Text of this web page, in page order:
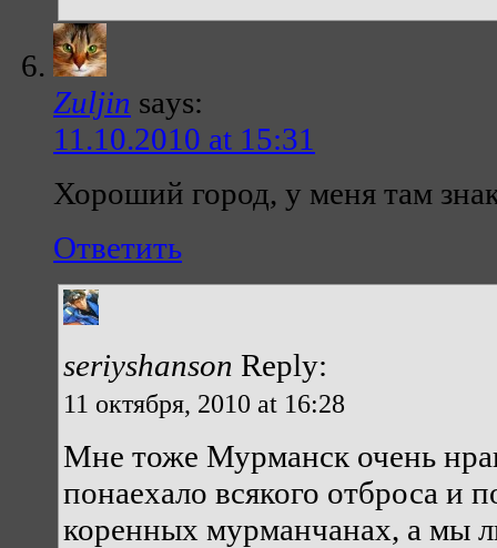
Zuljin says:
11.10.2010 at 15:31
Хороший город, у меня там
Ответить
seriyshanson Reply:
11 октября, 2010 at 16:28
Мне тоже Мурманск очень
понаехало всякого отброса и
коренных мурманчанах, а мы